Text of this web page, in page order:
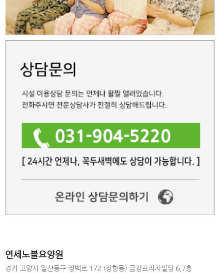
연세노블요양원
경기 고양시 일산동구 장백로 172 (장항동) 금강프라자빌딩 6,7층